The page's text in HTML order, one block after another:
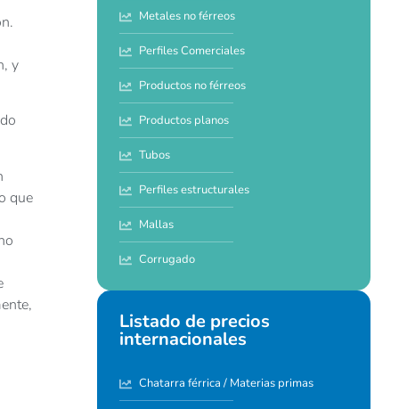
y
que
Metales no férreos
Perfiles Comerciales
Productos no férreos
Productos planos
Tubos
Perfiles estructurales
Mallas
Corrugado
Listado de precios
internacionales
Chatarra férrica / Materias primas